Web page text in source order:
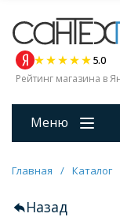
5.0
Рейтинг магазина в
Меню
Главная / Каталог
Назад